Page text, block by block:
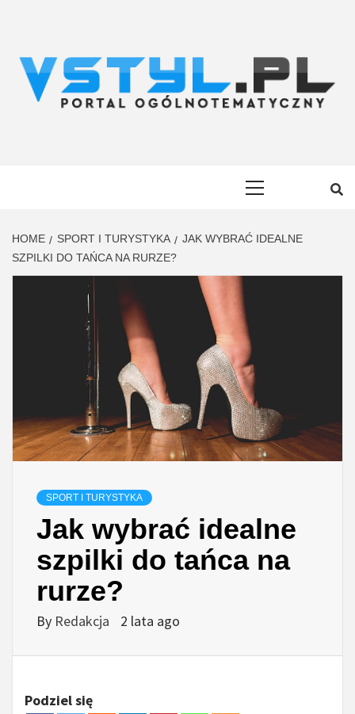
HOME SPORT I TURYSTYKA
JAK WYBRAĆ IDEALNE
SZPILKI DO TAŃCA NA RURZE?
SPORT I TURYSTYKA
Jak wybrać idealne
szpilki do tańca na
rurze?
By Redakcja 2 lata ago
Podziel się